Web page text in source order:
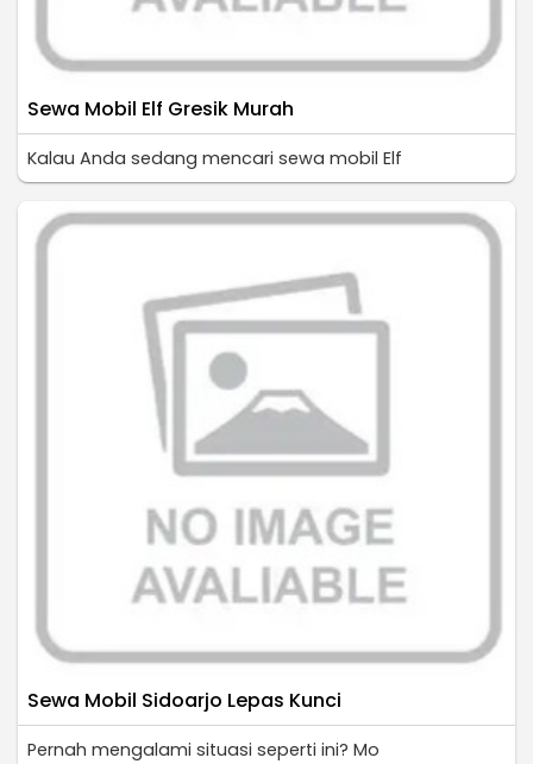
Sewa Mobil Elf Gresik Murah
Kalau Anda sedang mencari sewa mobil Elf
Sewa Mobil Sidoarjo Lepas Kunci
Pernah mengalami situasi seperti ini? Mo